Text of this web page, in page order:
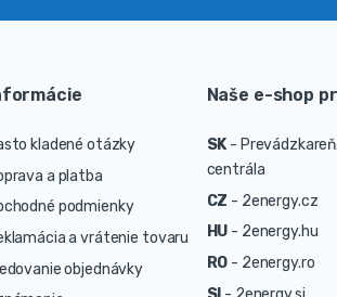
kladené otázky
a platba
podmienky
a vrátenie tovaru
objednávky
Naše e-shop
SK -
centrála
CZ - 2energy.cz
HU - 2energy.hu
RO - 2energy.ro